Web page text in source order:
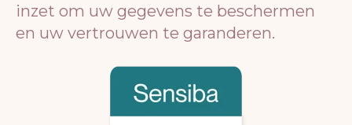
inzet om uw gegevens te beschermen
en uw vertrouwen te garanderen.